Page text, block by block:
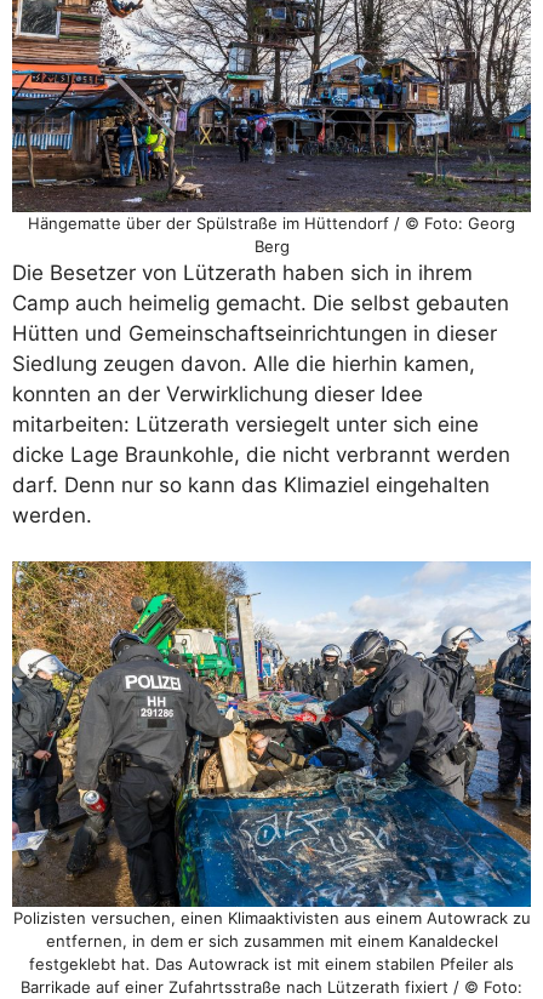
Hängematte über der Spülstraße im Hüttendorf / © Foto: Georg
Berg
Die Besetzer von Lützerath haben sich in ihrem
Camp auch heimelig gemacht. Die selbst gebauten
Hütten und Gemeinschaftseinrichtungen in dieser
Siedlung zeugen davon. Alle die hierhin kamen,
konnten an der Verwirklichung dieser Idee
mitarbeiten: Lützerath versiegelt unter sich eine
dicke Lage Braunkohle, die nicht verbrannt werden
darf. Denn nur so kann das Klimaziel eingehalten
werden.
Polizisten versuchen, einen Klimaaktivisten aus einem Autowrack zu
entfernen, in dem er sich zusammen mit einem Kanaldeckel
festgeklebt hat. Das Autowrack ist mit einem stabilen Pfeiler als
Barrikade auf einer Zufahrtsstraße nach Lützerath fixiert / © Foto: